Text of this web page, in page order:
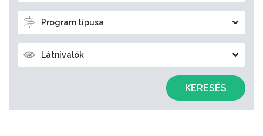
Program típusa
Látnivalók
KERESÉS